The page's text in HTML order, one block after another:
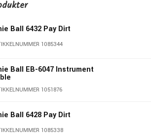
6,3 mm jack
meter (18 fot)
Sort
: P06396
stoff
Ball 6432 Pay Dirt
1085344
Ball EB-6047 Instrument
1051876
Ball 6428 Pay Dirt
1085338